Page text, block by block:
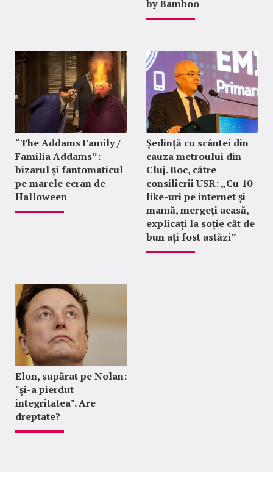
by Bamboo
“The Addams Family /
Familia Addams”:
bizarul și fantomaticul
pe marele ecran de
Halloween
Ședință cu scântei din
cauza metroului din
Cluj. Boc, către
consilierii USR: „Cu 10
like-uri pe internet și
mamă, mergeți acasă,
explicați la soție cât de
bun ați fost astăzi”
Elon, supărat pe Nolan:
"şi-a pierdut
integritatea". Are
dreptate?